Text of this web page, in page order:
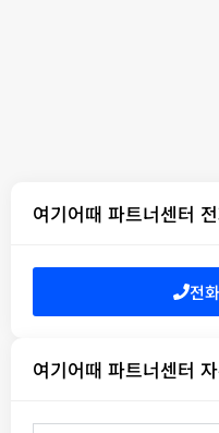
여기어때 파트너센터
전
여기어때 파트너센터